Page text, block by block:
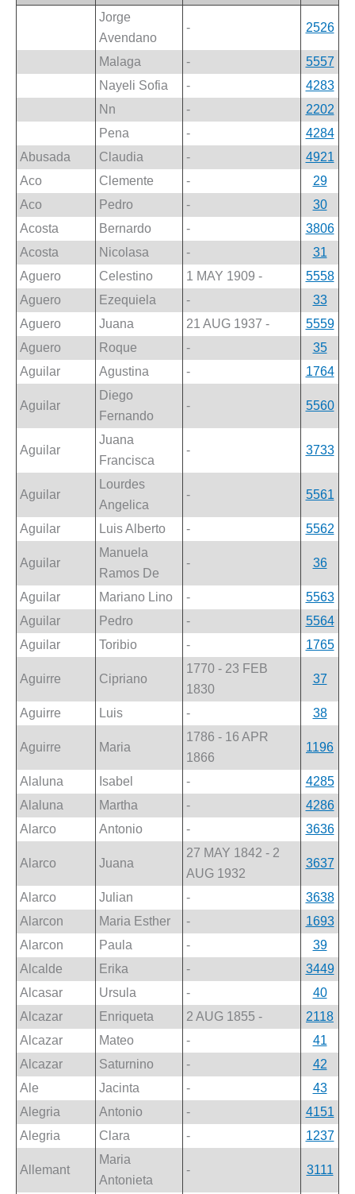
Jorge
Avendano
- 2526
Malaga -
5557
Nayeli Sofia
-
4283
Nn
-
2202
Pena
-
4284
Abusada
Claudia -
4921
Aco
Clemente -
29
Aco
Pedro -
30
Acosta
Bernardo -
3806
Acosta
Nicolasa -
31
Aguero
Celestino 1 MAY 1909 -
5558
Aguero
Ezequiela -
33
Aguero
Juana 21 AUG 1937 -
5559
Aguero
Roque -
35
Aguilar
Agustina - 1764
Aguilar
Diego
Fernando
- 5560
Aguilar
Juana
Francisca
- 3733
Aguilar
Lourdes
Angelica
- 5561
Aguilar Luis Alberto - 5562
Aguilar
Manuela
Ramos De
- 36
Aguilar Mariano Lino -
5563
Aguilar
Pedro -
5564
Aguilar
Toribio - 1765
Aguirre Cipriano
1770 - 23 FEB
1830
37
Aguirre Luis - 38
Aguirre Maria
1786 - 16 APR
1866
1196
Alaluna Isabel -
4285
Alaluna
Martha -
4286
Alarco
Antonio - 3636
Alarco Juana
27 MAY 1842 - 2
AUG 1932
3637
Alarco Julian -
3638
Alarcon
Maria Esther -
1693
Alarcon
Paula -
39
Alcalde
Erika -
3449
Alcasar
Ursula -
40
Alcazar
Enriqueta 2 AUG 1855 -
2118
Alcazar
Mateo -
41
Alcazar
Saturnino -
42
Ale
Jacinta -
43
Alegria
Antonio -
4151
Alegria
Clara - 1237
Allemant
Maria
Antonieta
- 3111